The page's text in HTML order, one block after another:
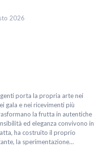
2026
porta la propria arte nei
gala e nei ricevimenti più
la frutta in autentiche
ed eleganza convivono in
ha costruito il proprio
la sperimentazione…